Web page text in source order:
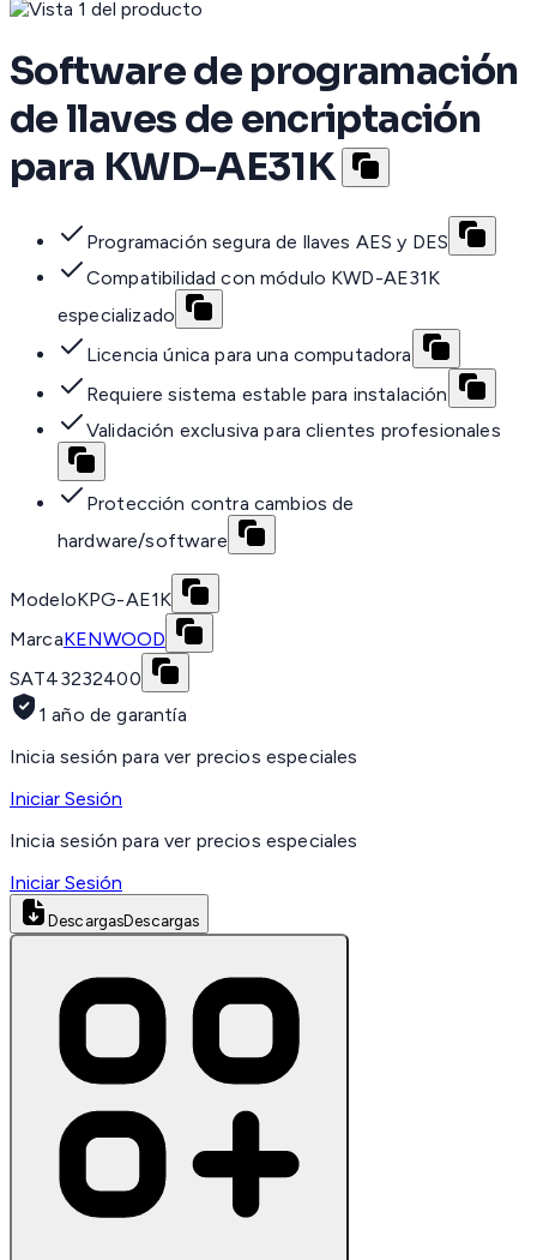
Software de programación
de llaves de encriptación
para KWD-AE31K
Programación segura de llaves AES y DES
Compatibilidad con módulo KWD-AE31K
especializado
Licencia única para una computadora
Requiere sistema estable para instalación
Validación exclusiva para clientes profesionales
Protección contra cambios de
hardware/software
ModeloKPG-AE1K
MarcaKENWOOD
SAT43232400
1 año de garantía
Inicia sesión para ver precios especiales
Iniciar Sesión
Inicia sesión para ver precios especiales
Iniciar Sesión
DescargasDescargas